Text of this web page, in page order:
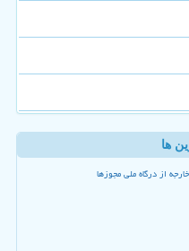
ها
از درگاه ملی مجوزها